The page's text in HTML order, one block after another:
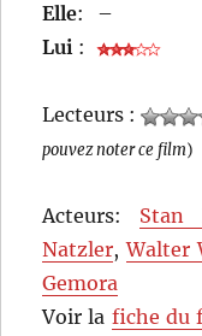
Elle:
–
Lui :
Lecteurs :
pouvez noter ce film)
Acteurs: Stan
Natzler,Walter
Gemora
Voir la fiche du